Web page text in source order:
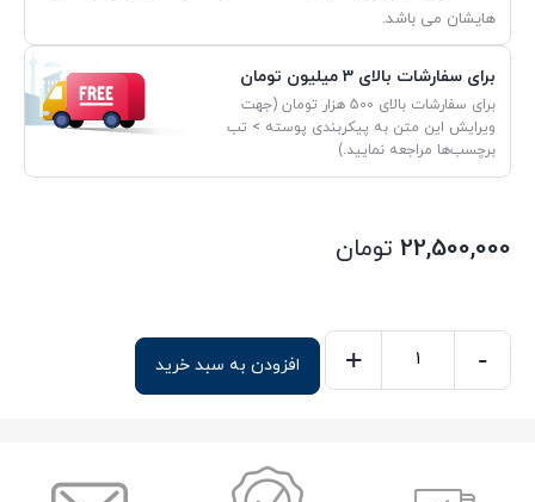
هایشان می باشد.
برای سفارشات بالای 3 میلیون تومان
برای سفارشات بالای 500 هزار تومان (جهت
ویرایش این متن به پیکربندی پوسته > تب
برچسب‌ها مراجعه نمایید.)
22,500,000 تومان
-
+ افزودن به سبد خرید